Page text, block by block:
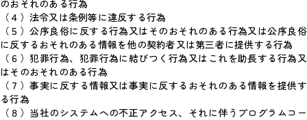
のおそれのある行為
（４）法令又は条例等に違反する行為
（５）公序良俗に反する行為又はそのおそれのある行為又は公序良俗
に反するおそれのある情報を他の契約者又は第三者に提供する行為
（６）犯罪行為、犯罪行為に結びつく行為又はこれを助長する行為又
はそのおそれのある行為
（７）事実に反する情報又は事実に反するおそれのある情報を提供す
る行為
（８）当社のシステムへの不正アクセス、それに伴うプログラムコー